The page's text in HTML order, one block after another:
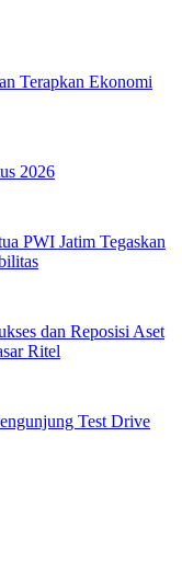
Terapkan Ekonomi
2026
PWI Jatim Tegaskan
dan Reposisi Aset
Ritel
Test Drive